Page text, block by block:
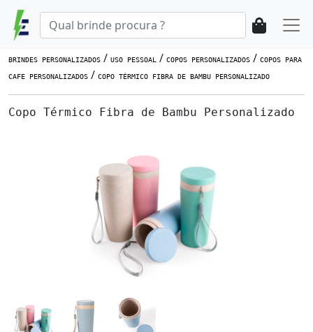
BRINDES PERSONALIZADOS / USO PESSOAL / COPOS PERSONALIZADOS / COPOS PARA
CAFE PERSONALIZADOS / COPO TÉRMICO FIBRA DE BAMBU PERSONALIZADO
Copo Térmico Fibra de Bambu Personalizado